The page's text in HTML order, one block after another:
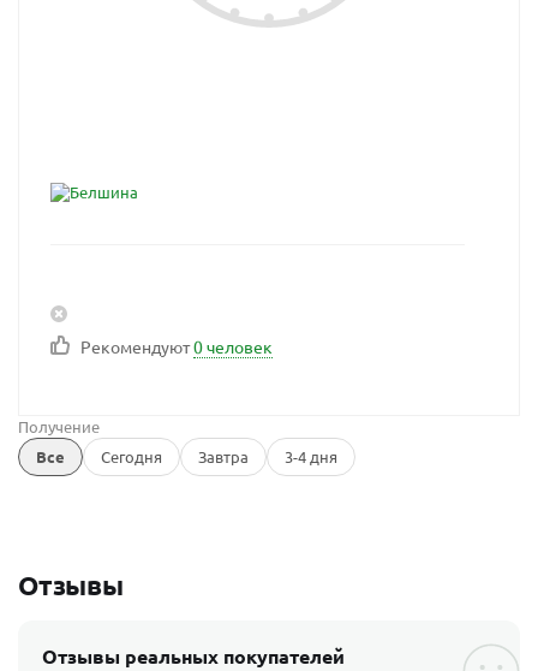
Рекомендуют0 человек
Получение
Все
Сегодня Завтра 3-4 дня
Отзывы
Отзывы реальных покупателей